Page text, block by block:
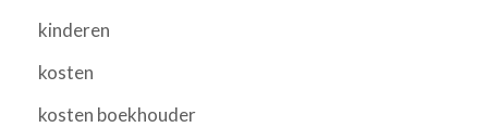
kinderen
kosten
kosten boekhouder